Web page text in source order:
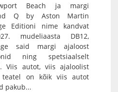
Beach ja margi
Q by Aston Martin
Editioni nime kandvat
mudeliaasta DB12,
said margi ajaloost
ning spetsiaalselt
Viis autot, viis ajaloolist
on kõik viis autot
pakub...